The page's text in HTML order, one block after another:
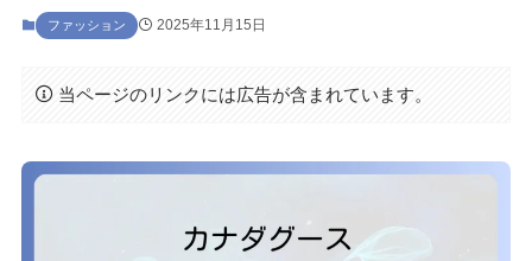
ファッション 2025年11月15日
当ページのリンクには広告が含まれています。